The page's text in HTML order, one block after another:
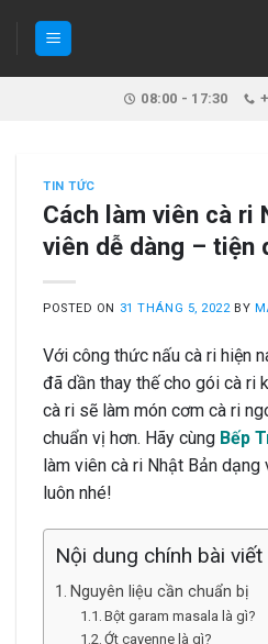
08:00 - 17:30
TIN TỨC
Cách làm viên cà ri
viên dễ dàng – tiện
POSTED ON 31 THÁNG 5, 2022 BY
Với công thức nấu cà ri hiện
đã dần thay thế cho gói cà ri
cà ri sẽ làm món cơm cà ri
chuẩn vị hơn. Hãy cùng Bếp
làm viên cà ri Nhật Bản
luôn nhé!
Nội dung chính bài viết
Nguyên liệu cần chuẩn bị
Bột garam masala là gì?
Ớt cayenne là gì?